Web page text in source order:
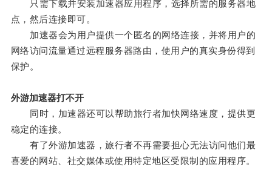
只需下载并安装加速器应用程序，选择所需的服务器地
点，然后连接即可。
加速器会为用户提供一个匿名的网络连接，并将用户的
网络访问流量通过远程服务器路由，使用户的真实身份得到
保护。
外游加速器打不开
同时，加速器还可以帮助旅行者加快网络速度，提供更
稳定的连接。
有了外游加速器，旅行者不再需要担心无法访问他们最
喜爱的网站、社交媒体或使用特定地区受限制的应用程序。